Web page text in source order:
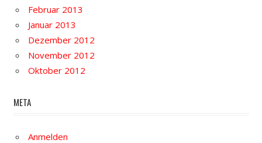
Februar 2013
Januar 2013
Dezember 2012
November 2012
Oktober 2012
META
Anmelden